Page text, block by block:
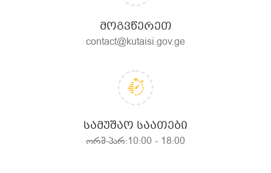
ᲛᲝᲒᲕᲬᲔᲠᲔᲗ
contact@kutaisi.gov.ge
ᲡᲐᲛᲣᲨᲐᲝ ᲡᲐᲐᲗᲔᲑᲘ
ორშ-პარ:10:00 - 18:00